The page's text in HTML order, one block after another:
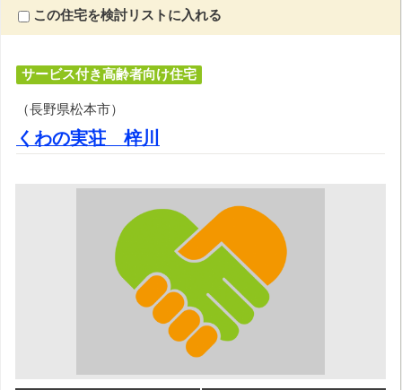
この住宅を検討リストに入れる
サービス付き高齢者向け住宅
（長野県松本市）
くわの実荘 梓川